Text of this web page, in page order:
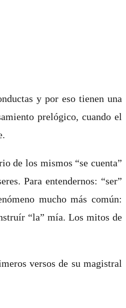
y por eso tienen una
prelógico, cuando el
de los mismos “se cuenta”
Para entendernos: “ser”
mucho más común:
“la” mía. Los mitos de
versos de su magistral